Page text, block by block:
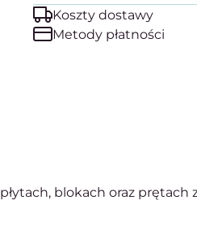
Koszty dostawy
Metody płatności
blokach oraz prętach